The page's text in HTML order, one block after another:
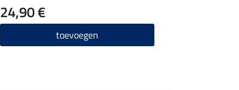
24,90 €
toevoegen